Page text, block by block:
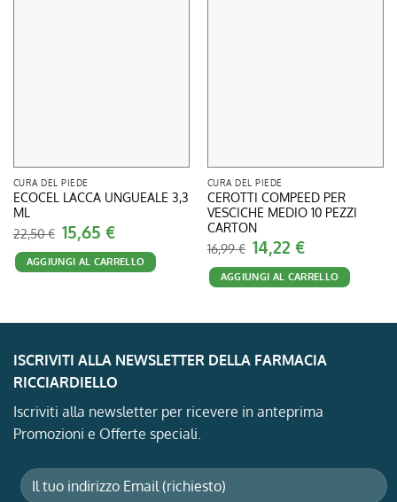
CURA DEL PIEDE
ECOCEL LACCA UNGUEALE 3,3
ML
22,50€ Il
prezzo
originale
era:
22,50 €.
15,65 €Il
prezzo
attuale
è:
15,65 €.
AGGIUNGI AL CARRELLO
CURA DEL PIEDE
CEROTTI COMPEED PER
VESCICHE MEDIO 10 PEZZI
CARTON
16,99€ Il
prezzo
originale
era:
16,99 €.
14,22 €Il
prezzo
attuale
è:
14,22 €.
AGGIUNGI AL CARRELLO
ISCRIVITI ALLA NEWSLETTER DELLA FARMACIA
RICCIARDIELLO
Iscriviti alla newsletter per ricevere in anteprima
Promozioni e Offerte speciali.